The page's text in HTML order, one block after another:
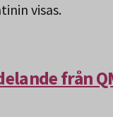
visas.
från